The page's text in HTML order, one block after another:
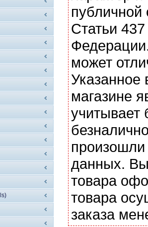
Статьи
может
магазине
учитывает
данных. Вы
товара
товара
заказа